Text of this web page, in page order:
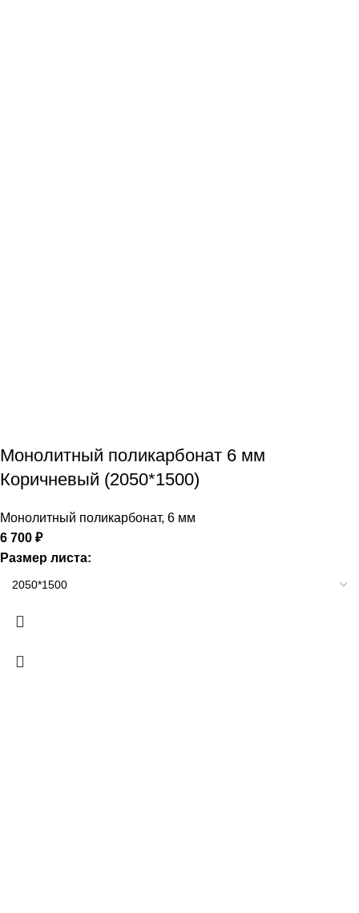
Монолитный поликарбонат 6 мм
Коричневый (2050*1500)
Монолитный поликарбонат, 6 мм
6 700 ₽
Размер листа: